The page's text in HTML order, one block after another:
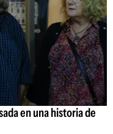
en una historia de